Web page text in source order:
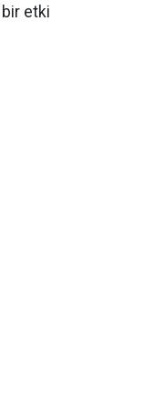
bir etki